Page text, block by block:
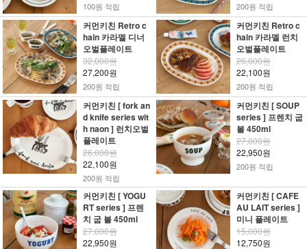
100원 적립 200원 적립
커먼키친 Retro c
hain 카라멜 디너
오벌플레이트
32,000원
27,200원
200원 적립
커먼키친 Retro c
hain 카라멜 런치
오벌플레이트
26,000원
22,100원
200원 적립
커먼키친 [ fork an
d knife series wit
h naon ] 런치오벌
플레이트
26,000원
22,100원
200원 적립
커먼키친 [ SOUP
series ] 프렌치 굽
볼 450ml
27,000원
22,950원
200원 적립
커먼키친 [ YOGU
RT series ] 프렌
치 굽 볼 450ml
27,000원
22,950원
커먼키친 [ CAFE
AU LAIT series ]
미니 플레이트
15,000원
12,750원